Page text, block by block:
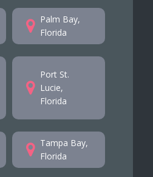
Palm Bay,
Florida
Port St.
Lucie,
Florida
Tampa Bay,
Florida